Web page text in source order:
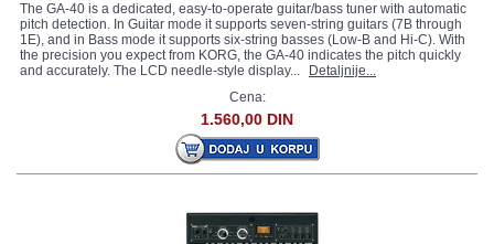
The GA-40 is a dedicated, easy-to-operate guitar/bass tuner with automatic
pitch detection. In Guitar mode it supports seven-string guitars (7B through
1E), and in Bass mode it supports six-string basses (Low-B and Hi-C). With
the precision you expect from KORG, the GA-40 indicates the pitch quickly
and accurately. The LCD needle-style display...
Detaljnije...
Cena:
1.560,00 DIN